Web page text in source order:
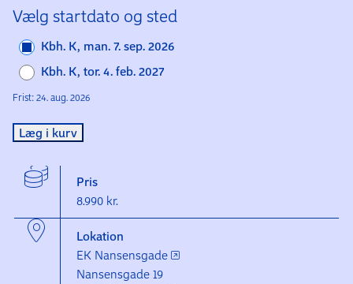
Vælg startdato og sted
Kbh. K, man. 7. sep. 2026
Kbh. K, tor. 4. feb. 2027
Frist: 24. aug. 2026
Læg i kurv
Pris
8.990 kr.
Lokation
EK Nansensgade
Nansensgade 19